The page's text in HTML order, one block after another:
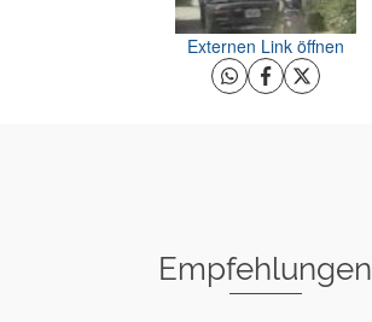
Externen Link öffnen
Empfehlungen